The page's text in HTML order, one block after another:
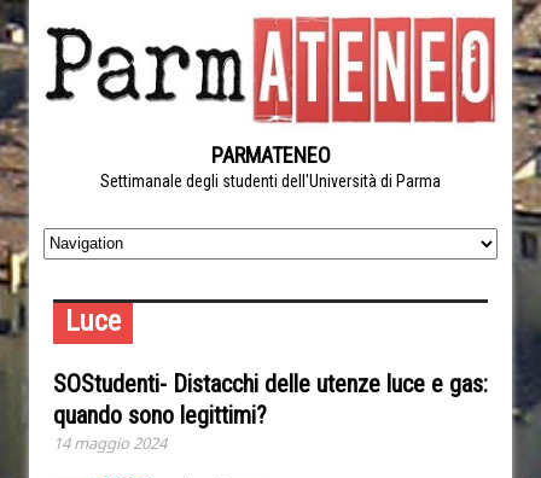
PARMATENEO
Settimanale degli studenti dell'Università di Parma
Luce
SOStudenti- Distacchi delle utenze luce e gas:
quando sono legittimi?
14 maggio 2024